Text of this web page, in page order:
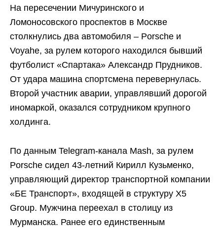
На пересечении Мичуринского и
Ломоносовского проспектов в Москве
столкнулись два автомобиля – Porsche и
Voyahe, за рулем которого находился бывший
футболист «Спартака» Александр Прудников.
От удара машина спортсмена перевернулась.
Второй участник аварии, управлявший дорогой
иномаркой, оказался сотрудником крупного
холдинга.
По данным Telegram-канала Mash, за рулем
Porsche сидел 43-летний Кирилл Кузьменко,
управляющий директор транспортной компании
«БЕ Транспорт», входящей в структуру X5
Group. Мужчина переехал в столицу из
Мурманска. Ранее его единственным